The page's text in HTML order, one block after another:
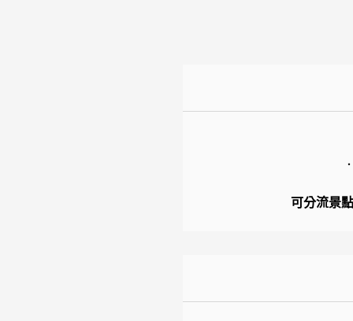
可分流景